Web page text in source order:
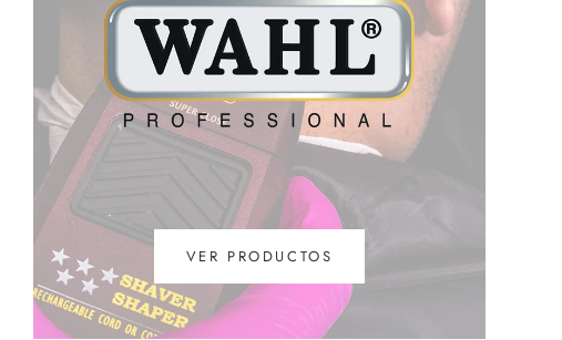
VER PRODUCTOS